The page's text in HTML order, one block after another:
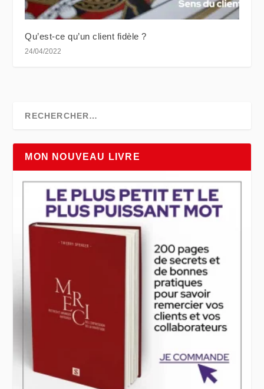
Qu’est-ce qu’un client fidèle ?
24/04/2022
MON NOUVEAU LIVRE